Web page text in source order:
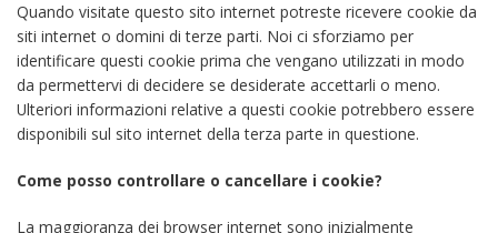
Quando visitate questo sito internet potreste ricevere cookie da
siti internet o domini di terze parti. Noi ci sforziamo per
identificare questi cookie prima che vengano utilizzati in modo
da permettervi di decidere se desiderate accettarli o meno.
Ulteriori informazioni relative a questi cookie potrebbero essere
disponibili sul sito internet della terza parte in questione.
Come posso controllare o cancellare i cookie?
La maggioranza dei browser internet sono inizialmente